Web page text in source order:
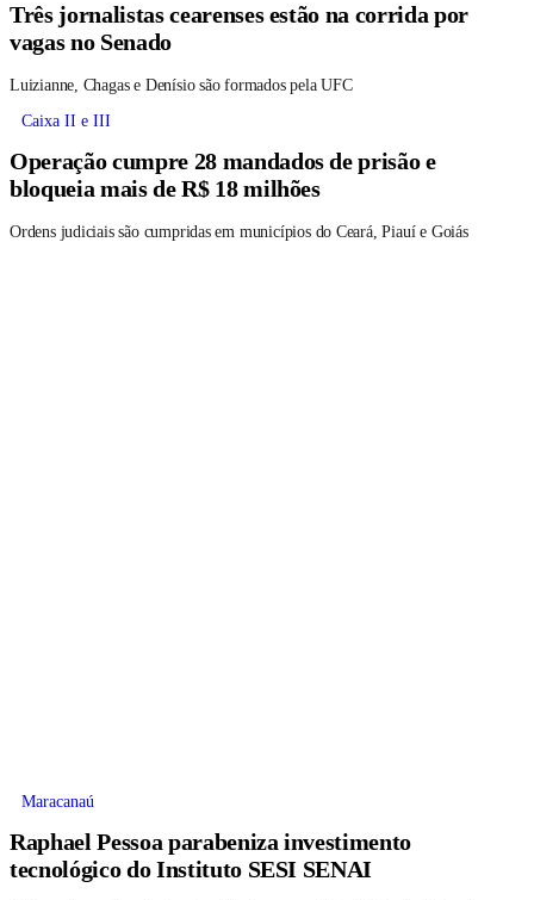
Três jornalistas cearenses estão na corrida por
vagas no Senado
Luizianne, Chagas e Denísio são formados pela UFC
Caixa II e III
Operação cumpre 28 mandados de prisão e
bloqueia mais de R$ 18 milhões
Ordens judiciais são cumpridas em municípios do Ceará, Piauí e Goiás
Maracanaú
Raphael Pessoa parabeniza investimento
tecnológico do Instituto SESI SENAI